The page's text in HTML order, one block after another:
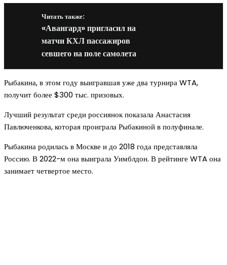
Читать также:
«Авангард» пригласил на
матчи КХЛ пассажиров
севшего на поле самолета
Рыбакина, в этом году выигравшая уже два турнира WTA,
получит более $300 тыс. призовых.
Лучший результат среди россиянок показала Анастасия
Павлюченкова, которая проиграла Рыбакиной в полуфинале.
Рыбакина родилась в Москве и до 2018 года представляла
Россию. В 2022-м она выиграла Уимблдон. В рейтинге WTA она
занимает четвертое место.